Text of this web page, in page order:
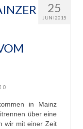
25
JUNI 2015
0
in Mainz
über eine
wir mit einer Zeit